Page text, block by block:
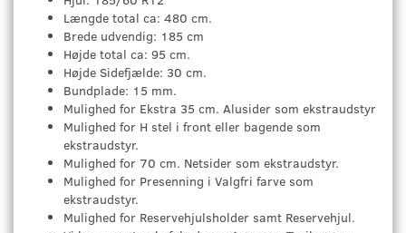
Længde total ca: 480 cm.
Brede udvendig: 185 cm
Højde total ca: 95 cm.
Højde Sidefjælde: 30 cm.
Bundplade: 15 mm.
Mulighed for Ekstra 35 cm. Alusider som ekstraudstyr
Mulighed for H stel i front eller bagende som
ekstraudstyr.
Mulighed for 70 cm. Netsider som ekstraudstyr.
Mulighed for Presenning i Valgfri farve som
ekstraudstyr.
Mulighed for Reservehjulsholder samt Reservehjul.